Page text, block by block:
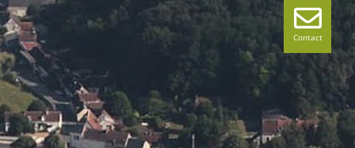
Contact